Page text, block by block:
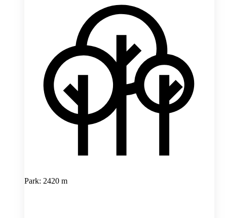
Park: 2420 m